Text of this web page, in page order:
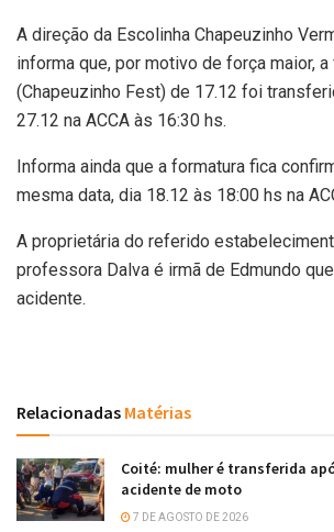
A direção da Escolinha Chapeuzinho
informa que, por motivo de força maior,
(Chapeuzinho Fest) de 17.12 foi
27.12 na ACCA às 16:30 hs.
Informa ainda que a formatura fica
mesma data, dia 18.12 às 18:00 hs na
A proprietária do referido
professora Dalva é irmã de Edmundo
acidente.
Relacionadas Matérias
Coité: mulher é transferida
acidente de moto
7 DE AGOSTO DE 2026